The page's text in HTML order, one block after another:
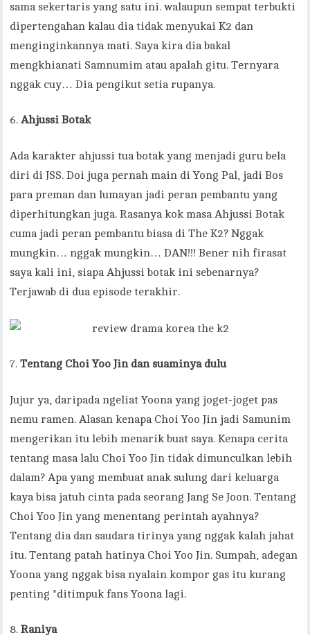
sama sekertaris yang satu ini. walaupun sempat terbukti
dipertengahan kalau dia tidak menyukai K2 dan
menginginkannya mati. Saya kira dia bakal
mengkhianati Samnumim atau apalah gitu. Ternyara
nggak cuy… Dia pengikut setia rupanya.
Ahjussi Botak
Ada karakter ahjussi tua botak yang menjadi guru bela
diri di JSS. Doi juga pernah main di Yong Pal, jadi Bos
para preman dan lumayan jadi peran pembantu yang
diperhitungkan juga. Rasanya kok masa Ahjussi Botak
cuma jadi peran pembantu biasa di The K2? Nggak
mungkin… nggak mungkin… DAN!!! Bener nih firasat
saya kali ini, siapa Ahjussi botak ini sebenarnya?
Terjawab di dua episode terakhir.
Tentang Choi Yoo Jin dan suaminya dulu
Jujur ya, daripada ngeliat Yoona yang joget-joget pas
nemu ramen. Alasan kenapa Choi Yoo Jin jadi Samunim
mengerikan itu lebih menarik buat saya. Kenapa cerita
tentang masa lalu Choi Yoo Jin tidak dimunculkan lebih
dalam? Apa yang membuat anak sulung dari keluarga
kaya bisa jatuh cinta pada seorang Jang Se Joon. Tentang
Choi Yoo Jin yang menentang perintah ayahnya?
Tentang dia dan saudara tirinya yang nggak kalah jahat
itu. Tentang patah hatinya Choi Yoo Jin. Sumpah, adegan
Yoona yang nggak bisa nyalain kompor gas itu kurang
penting *ditimpuk fans Yoona lagi.
Raniya